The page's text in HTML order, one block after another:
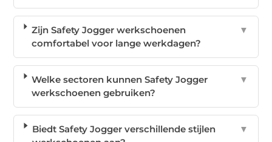
Zijn Safety Jogger werkschoenen
comfortabel voor lange werkdagen?
▼
Welke sectoren kunnen Safety Jogger
werkschoenen gebruiken?
▼
Biedt Safety Jogger verschillende stijlen
▼